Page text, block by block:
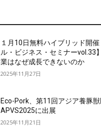
１月10日無料ハイブリッド開
ル・ビジネス・セミナーvol.33
業はなぜ成長できないのか
2025年11月27日
Eco-Pork、第11回アジア養豚
APVS2025に出展
2025年11月21日